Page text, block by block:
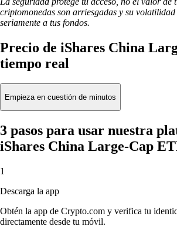
criptomonedas son arriesgadas y su
seriamente a tus fondos.
Precio de iShares China
tiempo real
Empieza en cuestión de minutos
3 pasos para usar nuestra
iShares China Large-Cap
1
Descarga la app
Obtén la app de Crypto.com y verifica tu
directamente desde tu móvil.